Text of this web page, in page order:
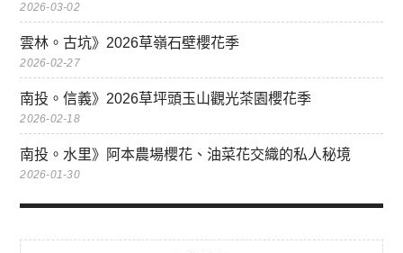
2026-03-02
雲林。古坑》2026草嶺石壁櫻花季
2026-02-27
南投。信義》2026草坪頭玉山觀光茶園櫻花季
2026-02-18
南投。水里》阿本農場櫻花、油菜花交織的私人秘境
2026-01-30